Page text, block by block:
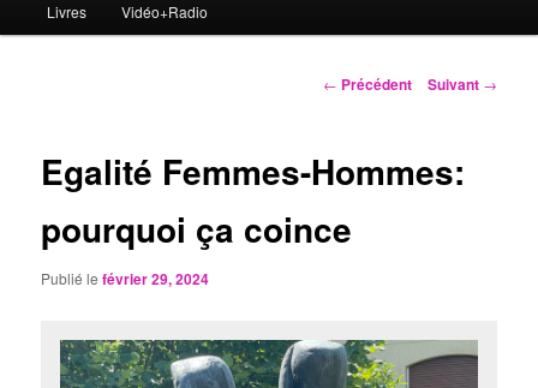
contenu
Livres Vidéo+Radio
Navigation
← Précédent Suivant →
Egalité Femmes-Hommes:
pourquoi ça coince
Publié lefévrier 29, 2024